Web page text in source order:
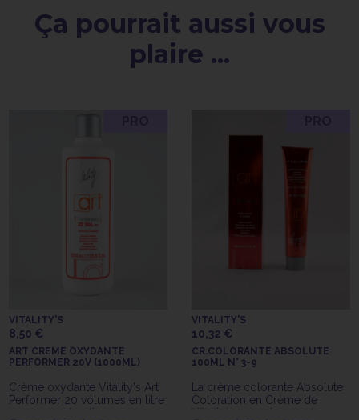
Ça pourrait aussi vous
plaire ...
VITALITY'S
8,50 €
ART CREME OXYDANTE
PERFORMER 20V (1000ML)
Crème oxydante Vitality's Art
Performer 20 volumes en litre
pour les colorations
VITALITY'S
10,32 €
CR.COLORANTE ABSOLUTE
100ML N° 3-9
La crème colorante Absolute
Coloration en Crème de
Vitality's 3-9 est une crème